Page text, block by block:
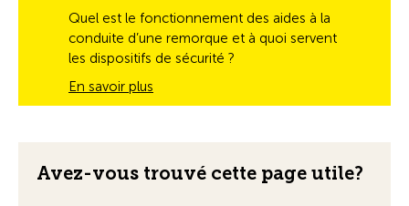
Quel est le fonctionnement des aides à la
conduite d’une remorque et à quoi servent
les dispositifs de sécurité ?
En savoir plus
Avez-vous trouvé cette page utile?